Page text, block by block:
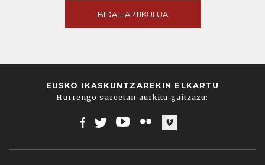
BIDALI ARTIKULUA
EUSKO IKASKUNTZAREKIN ELKARTU
Hurrengo sareetan aurkitu gaitzazu: